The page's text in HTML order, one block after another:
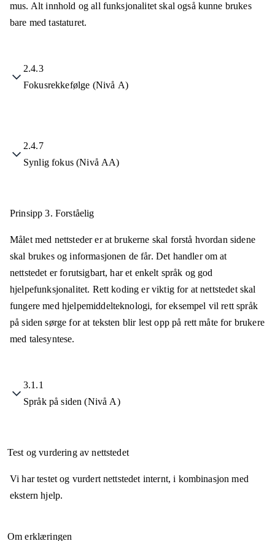
mus. Alt innhold og all funksjonalitet skal også kunne brukes
bare med tastaturet.
2.4.3
Fokusrekkefølge (Nivå A)
2.4.7
Synlig fokus (Nivå AA)
Prinsipp 3. Forståelig
Målet med nettsteder er at brukerne skal forstå hvordan sidene
skal brukes og informasjonen de får. Det handler om at
nettstedet er forutsigbart, har et enkelt språk og god
hjelpefunksjonalitet. Rett koding er viktig for at nettstedet skal
fungere med hjelpemiddelteknologi, for eksempel vil rett språk
på siden sørge for at teksten blir lest opp på rett måte for brukere
med talesyntese.
3.1.1
Språk på siden (Nivå A)
Test og vurdering av nettstedet
Vi har testet og vurdert nettstedet internt, i kombinasjon med
ekstern hjelp.
Om erklæringen